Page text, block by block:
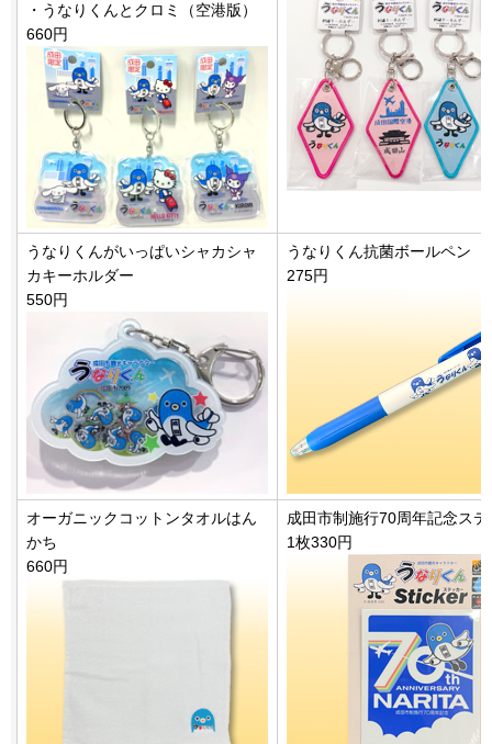
・うなりくんとクロミ（空港版）
660円
うなりくんがいっぱいシャカシャ
カキーホルダー
550円
うなりくん抗菌ボールペン
275円
オーガニックコットンタオルはん
かち
660円
成田市制施行70周年記念ス
1枚330円